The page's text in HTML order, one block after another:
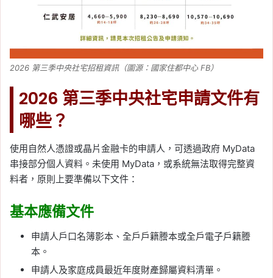
2026 第三季中央社宅招租資訊（圖源：國家住都中心 FB）
2026 第三季中央社宅申請文件有
哪些？
使用自然人憑證或晶片金融卡的申請人，可透過政府 MyData
串接部分個人資料。未使用 MyData，或系統無法取得完整資
料者，原則上要準備以下文件：
基本應備文件
申請人戶口名簿影本、全戶戶籍謄本或全戶電子戶籍謄
本。
申請人及家庭成員最近年度財產歸屬資料清單。